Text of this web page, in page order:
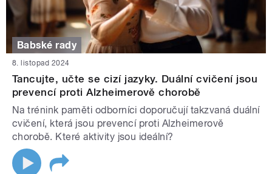
Babské rady
8. listopad 2024
Tancujte, učte se cizí jazyky. Duální cvičení jsou
prevencí proti Alzheimerově chorobě
Na trénink paměti odborníci doporučují takzvaná duální
cvičení, která jsou prevencí proti Alzheimerově
chorobě. Které aktivity jsou ideální?